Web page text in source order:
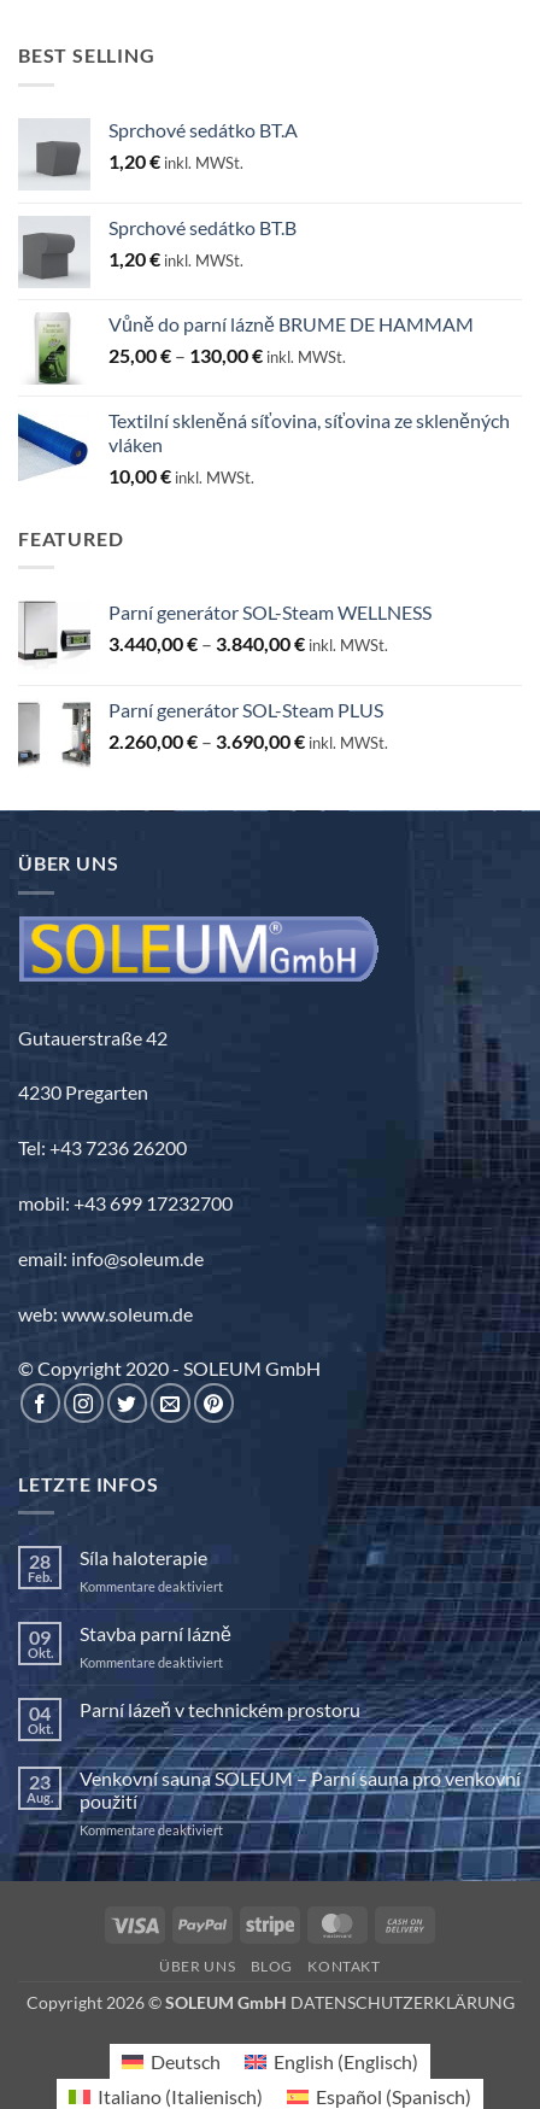
BEST SELLING
Sprchové sedátko BT.A
1,20€ inkl. MWSt.
Sprchové sedátko BT.B
1,20€ inkl. MWSt.
Vůně do parní lázně BRUME DE HAMMAM
25,00€ – 130,00€Preisspanne:
130,00 €
inkl. MWSt.
Textilní skleněná síťovina, síťovina ze skleněných
vláken
10,00€ inkl. MWSt.
FEATURED
Parní generátor SOL-Steam WELLNESS
3.440,00€ – 3.840,00€Preisspanne:
3.840,00 €
inkl. MWSt.
Parní generátor SOL-Steam PLUS
2.260,00€ – 3.690,00€Preisspanne:
3.690,00 €
inkl. MWSt.
ÜBER UNS
Gutauerstraße 42
4230 Pregarten
Tel: +43 7236 26200
mobil: +43 699 17232700
email: info@soleum.de
web: www.soleum.de
© Copyright 2020 - SOLEUM GmbH
LETZTE INFOS
28
Feb.
Síla haloterapie
Kommentare deaktiviertfür
haloterapie
09
Okt.
Stavba parní lázně
Kommentare deaktiviertfür
Stavba
parní
lázně
04
Okt.
Parní lázeň v technickém prostoru
Keine
Kommentare
zu
Parní
lázeň
v
technickém
prostoru
23
Aug.
Venkovní sauna SOLEUM – Parní sauna pro venkovní
použití
Kommentare deaktiviertfür
Venkovní
sauna
Parní
pro
použití
Visa PayPal Stripe MasterCard
ÜBER UNS BLOG KONTAKT
Copyright 2026 ©SOLEUM GmbH DATENSCHUTZERKLÄRUNG
Deutsch English (Englisch)
Italiano (Italienisch) Español (Spanisch)